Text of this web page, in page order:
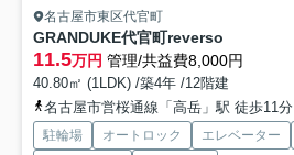
名古屋市東区代官町
GRANDUKE代官町reverso
11.5万円 管理/共益費8,000円
40.80㎡ (1LDK) /築4年 /12階建
名古屋市営桜通線「高岳」駅 徒歩11分
駐輪場 オートロック エレベーター